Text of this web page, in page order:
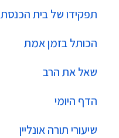
תפקידו של בית הכנסת
הכותל בזמן אמת
שאל את הרב
הדף היומי
שיעורי תורה אונליין